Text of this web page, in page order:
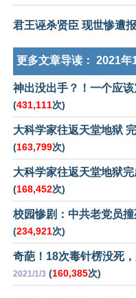
君王诬杀贤臣 现世惨遭
更多文章导读： 2021年
神出没出手？！一个应
(431,111次)
大科学家往返天堂地狱
(163,799次)
大科学家往返天堂地狱
(168,452次)
校园惨剧：中共老党员
(234,921次)
奇葩！18次毒针楞没死
2021/1/3 (160,385次)